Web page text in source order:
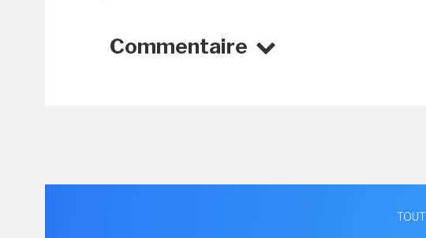
Commentaire